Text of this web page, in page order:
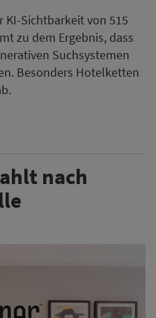
KI-Sichtbarkeit von 515
zu dem Ergebnis, dass
Suchsystemen
Besonders Hotelketten
nach